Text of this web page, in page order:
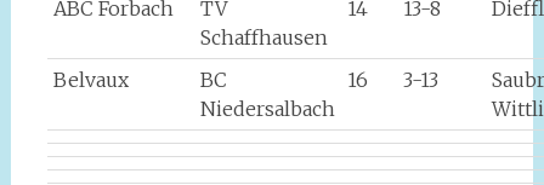
ABC Forbach
TV
Schaffhausen
14 13-8
Belvaux
BC
Niedersalbach
16 3-13